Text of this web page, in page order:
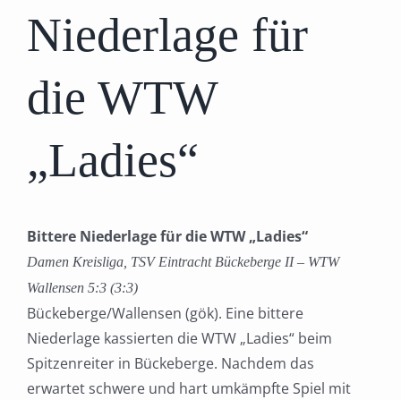
Niederlage für
die WTW
„Ladies“
Bittere Niederlage für die WTW „Ladies“
Damen Kreisliga, TSV Eintracht Bückeberge II – WTW
Wallensen 5:3 (3:3)
Bückeberge/Wallensen (gök). Eine bittere
Niederlage kassierten die WTW „Ladies“ beim
Spitzenreiter in Bückeberge. Nachdem das
erwartet schwere und hart umkämpfte Spiel mit